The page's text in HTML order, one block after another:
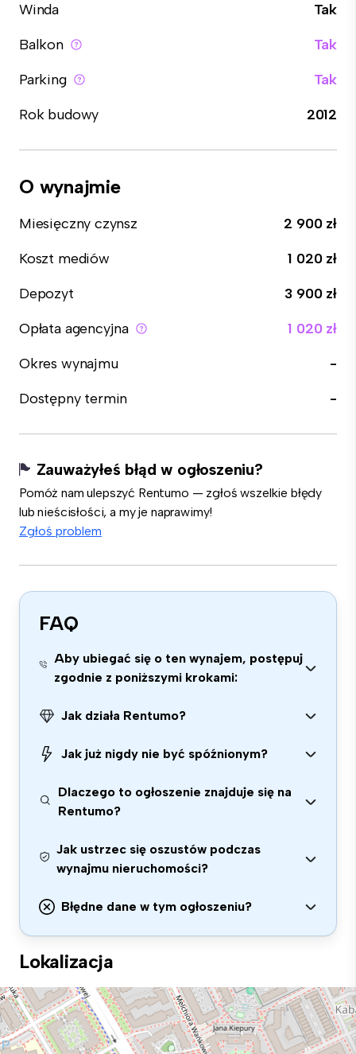
Winda
Tak
Balkon
Tak
Parking
Tak
Rok budowy
2012
O wynajmie
Miesięczny czynsz
2 900 zł
Koszt mediów
1 020 zł
Depozyt
3 900 zł
Opłata agencyjna
1 020 zł
Okres wynajmu
-
Dostępny termin
-
Zauważyłeś błąd w ogłoszeniu?
Pomóż nam ulepszyć Rentumo — zgłoś wszelkie błędy
lub nieścisłości, a my je naprawimy!
Zgłoś problem
FAQ
Aby ubiegać się o ten wynajem, postępuj
zgodnie z poniższymi krokami:
Jak działa Rentumo?
Jak już nigdy nie być spóźnionym?
Dlaczego to ogłoszenie znajduje się na
Rentumo?
Jak ustrzec się oszustów podczas
wynajmu nieruchomości?
Błędne dane w tym ogłoszeniu?
Lokalizacja